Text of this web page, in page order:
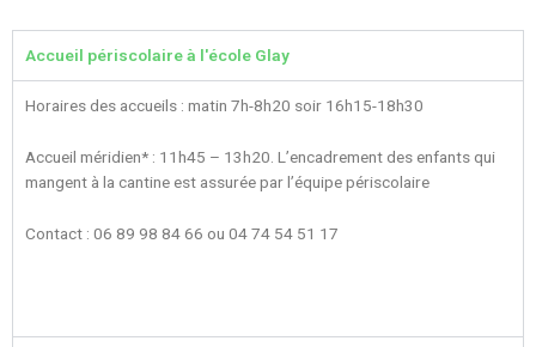
Accueil périscolaire à l'école Glay
Horaires des accueils : matin 7h-8h20 soir 16h15-18h30
Accueil méridien* : 11h45 – 13h20. L’encadrement des enfants qui
mangent à la cantine est assurée par l’équipe périscolaire
Contact : 06 89 98 84 66 ou 04 74 54 51 17